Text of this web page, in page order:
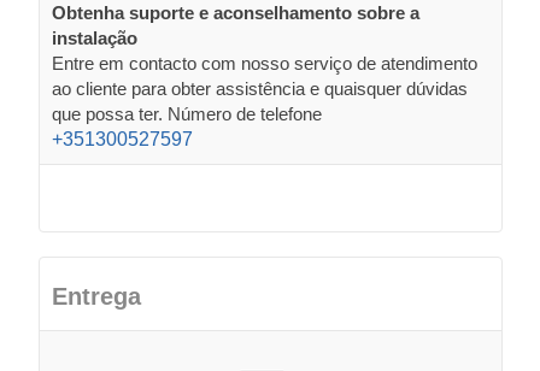
Obtenha suporte e aconselhamento sobre a
instalação
Entre em contacto com nosso serviço de atendimento
ao cliente para obter assistência e quaisquer dúvidas
que possa ter. Número de telefone
+351300527597
Entrega